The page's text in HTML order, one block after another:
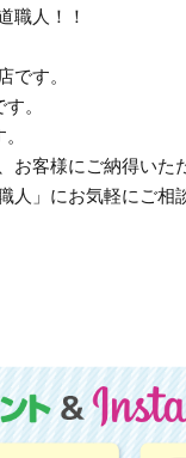
職人！！
です。
。
お客様にご納得いた
人」にお気軽にご相